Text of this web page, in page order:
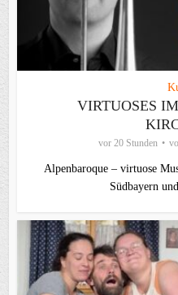
VIRTUOSES
vor 20 Stunden
Alpenbaroque – virtuose
Südbayern